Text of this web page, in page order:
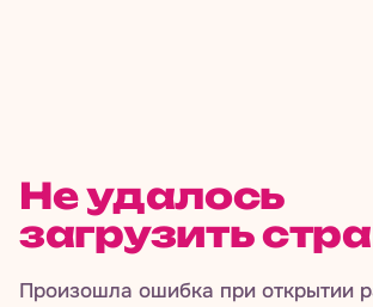
Не удалось
загрузить
Произошла ошибка при открытии